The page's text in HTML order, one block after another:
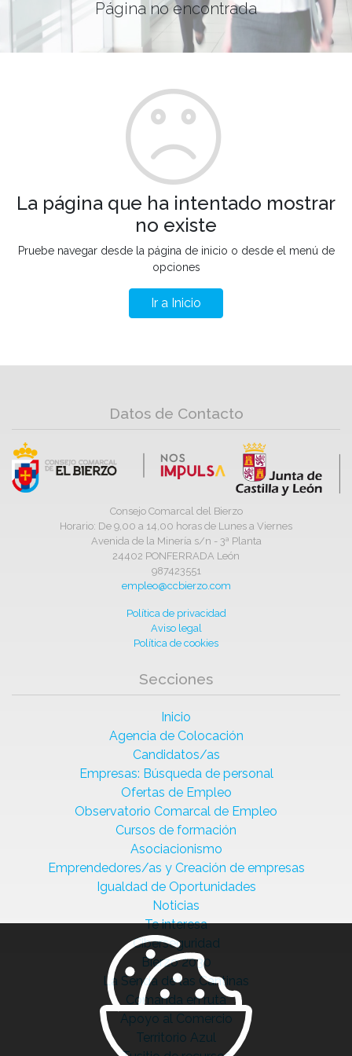
Página no encontrada
La página que ha intentado mostrar
no existe
Pruebe navegar desde la página de inicio o desde el menú de
opciones
Ir a Inicio
Datos de Contacto
Consejo Comarcal del Bierzo
Horario: De 9,00 a 14,00 horas de Lunes a Viernes
Avenida de la Minería s/n - 3ª Planta
24402 PONFERRADA León
987423551
empleo@ccbierzo.com
Política de privacidad
Aviso legal
Política de cookies
Secciones
Inicio
Agencia de Colocación
Candidatos/as
Empresas: Búsqueda de personal
Ofertas de Empleo
Observatorio Comarcal de Empleo
Cursos de formación
Asociacionismo
Emprendedores/as y Creación de empresas
Igualdad de Oportunidades
Noticias
Te interesa
Ciberseguridad
Bierzo 2030
La Senda de las Cantinas
Comanda en ruta
Apoyo al Comercio
Territorio Azul